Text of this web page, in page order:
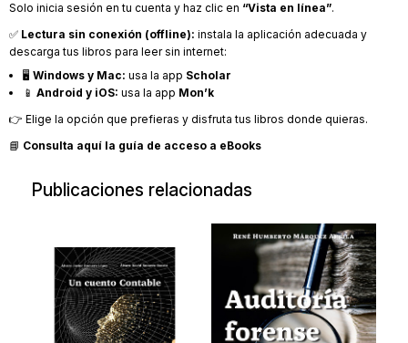
Solo inicia sesión en tu cuenta y haz clic en “Vista en línea”.
✅ Lectura sin conexión (offline): instala la aplicación adecuada y
descarga tus libros para leer sin internet:
🖥️ Windows y Mac: usa la app Scholar
📱 Android y iOS: usa la app Mon’k
👉 Elige la opción que prefieras y disfruta tus libros donde quieras.
📘 Consulta aquí la guía de acceso a eBooks
Publicaciones relacionadas
Un cuento
contable
Un cuento contable
Auditoría
forense
20180411